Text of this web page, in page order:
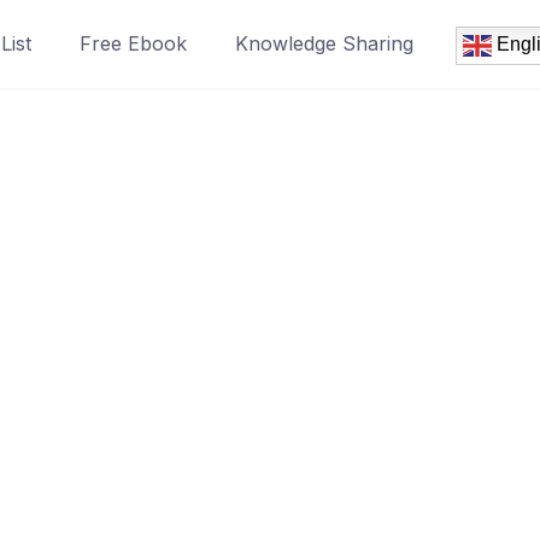
Free Ebook Knowledge Sharing